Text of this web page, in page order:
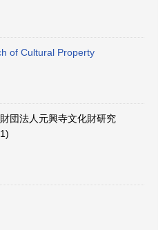
of Cultural Property
団法人元興寺文化財研究